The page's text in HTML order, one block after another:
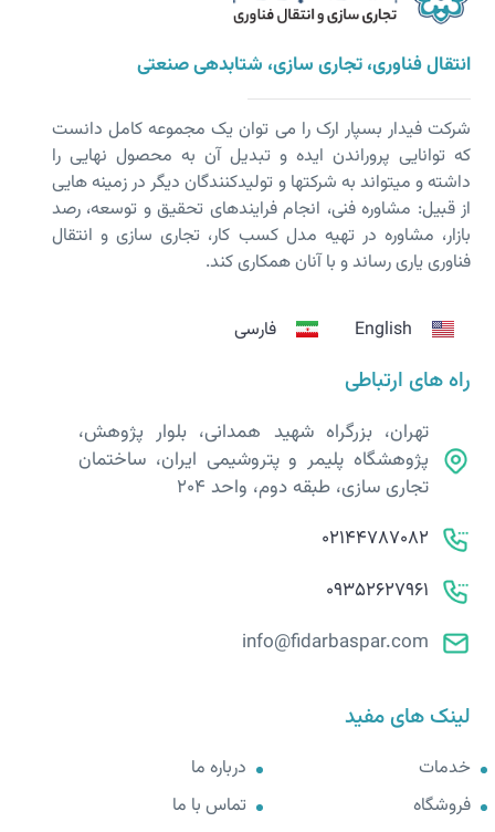
انتقال فناوری، تجاری سازی، شتابدهی صنعتی
شرکت فیدار بسپار ارک را می توان یک مجموعه کامل دانست
که توانایی پروراندن ایده و تبدیل آن به محصول نهایی را
داشته و می­تواند به شرکت­ها و تولیدکنندگان دیگر در زمینه هایی
از قبیل: مشاوره فنی، انجام فرایندهای تحقیق و توسعه، رصد
بازار، مشاوره در تهیه مدل کسب کار، تجاری سازی و انتقال
فناوری یاری رساند و با آنان همکاری کند.
English فارسی
راه های ارتباطی
تهران، بزرگراه شهید همدانی، بلوار پژوهش،
پژوهشگاه پلیمر و پتروشیمی ایران، ساختمان
تجاری سازی، طبقه دوم، واحد 204
02144787082
09352627961
info@fidarbaspar.com
لینک های مفید
خدمات
فروشگاه
درباره ما
تماس با ما